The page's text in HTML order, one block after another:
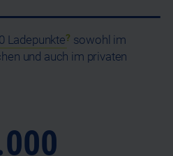
Ladepunkte
sowohl im
und auch im privaten